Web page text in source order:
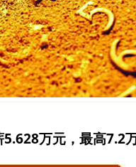
万元，最高7.2